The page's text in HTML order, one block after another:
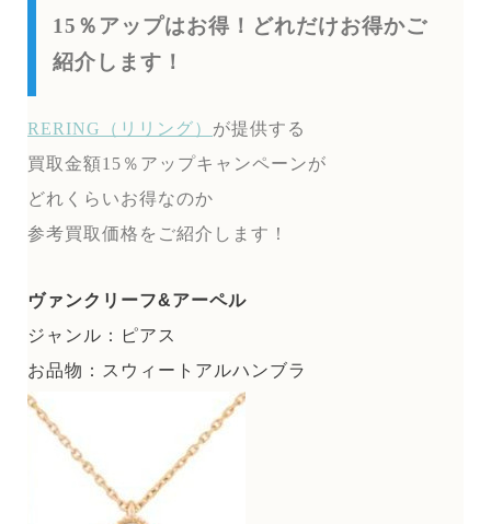
15％アップはお得！どれだけお得かご
紹介します！
RERING（リリング） が提供する
買取金額15％アップキャンペーンが
どれくらいお得なのか
参考買取価格をご紹介します！
ヴァンクリーフ&アーペル
ジャンル：ピアス
お品物：スウィートアルハンブラ